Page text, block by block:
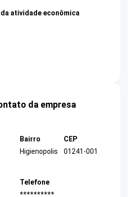
atividade econômica
da empresa
Bairro
Higienopolis
CEP
01241-001
Telefone
**********